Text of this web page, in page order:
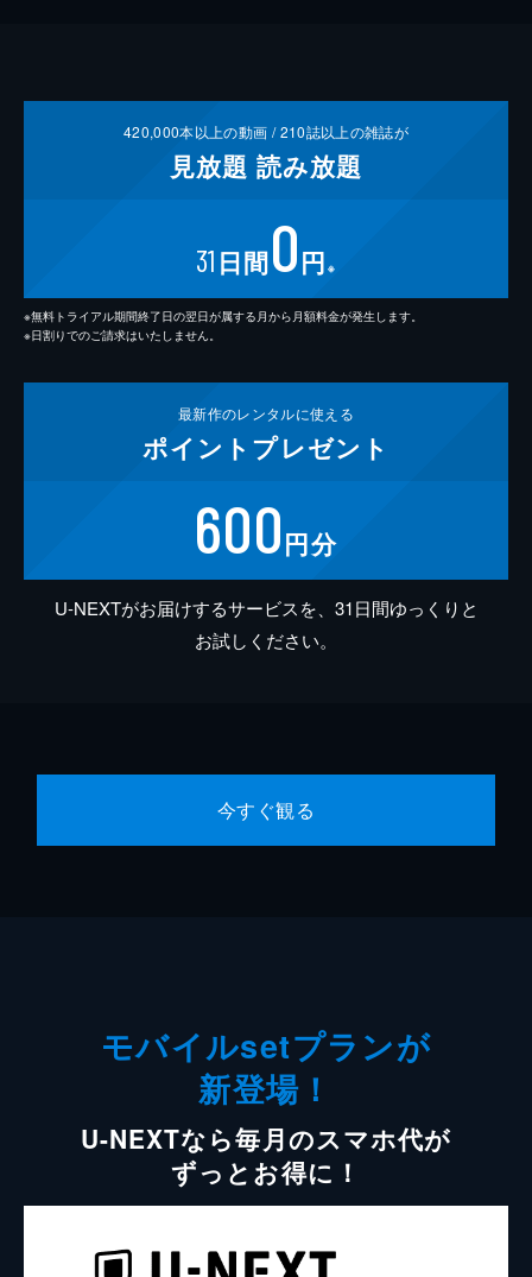
420,000本以上の動画 /210誌以上の雑誌が
見放題 読み放題
31 日間0円 ※
※無料トライアル期間終了日の翌日が属する月から月額料金が発生します。
※日割りでのご請求はいたしません。
最新作のレンタルに使える
ポイント プレゼント
600円分
U-NEXTがお届けするサービスを、31日間ゆっくりと
お試しください。
今すぐ観る
モバイルsetプランが
新登場！
U-NEXTなら毎月のスマホ代が
ずっとお得に！